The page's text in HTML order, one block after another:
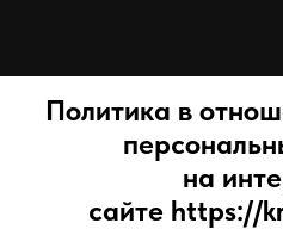
Политика в
на
сайте https://